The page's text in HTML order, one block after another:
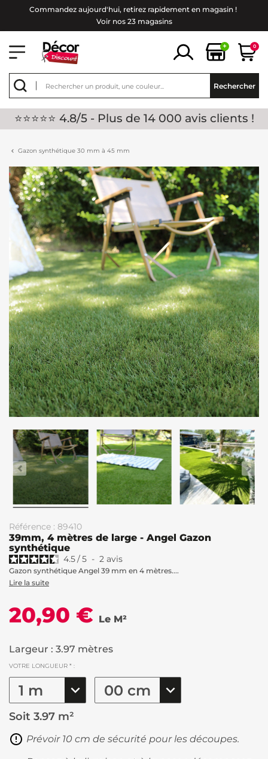
Commandez aujourd'hui, retirez rapidement en magasin !
Voir nos 23 magasins
+ 0
Rechercher
⭐⭐⭐⭐⭐ 4.8/5 - Plus de 14 000 avis clients !
Gazon synthétique 30 mm à 45 mm
Référence : 89410
39mm, 4 mètres de large - Angel Gazon
synthétique
4.5/5 - 2 avis
Gazon synthétique Angel 39 mm en 4 mètres....
Lire la suite
20,90 € Le M²
Largeur : 3.97 mètres
VOTRE LONGUEUR * :
Soit 3.97 m²
Prévoir 10 cm de sécurité pour les découpes.